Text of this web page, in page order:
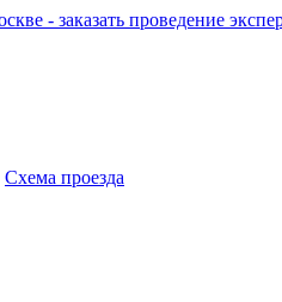
Схема проезда